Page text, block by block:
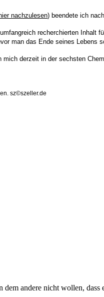
hier nachzulesen) beendete ich
recherchierten
man das Ende seines Lebens
mich derzeit in der sechsten
sz©szeller.de
andere nicht wollen,